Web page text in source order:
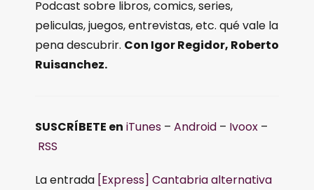
Podcast sobre libros, comics, series,
peliculas, juegos, entrevistas, etc. qué vale la
pena descubrir. Con Igor Regidor, Roberto
Ruisanchez.
SUSCRÍBETE en iTunes – Android – Ivoox –
RSS
La entrada [Express] Cantabria alternativa